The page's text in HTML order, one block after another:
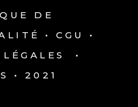
DE
•CGU
•
•
• 2021